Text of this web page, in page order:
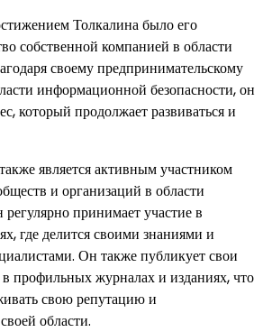
Толкалина было его
собственной компанией в области
своему предпринимательскому
информационной безопасности, он
который продолжает развиваться и
является активным участником
и организаций в области
принимает участие в
где делится своими знаниями и
Он также публикует свои
в профильных журналах и изданиях, что
свою репутацию и
области.